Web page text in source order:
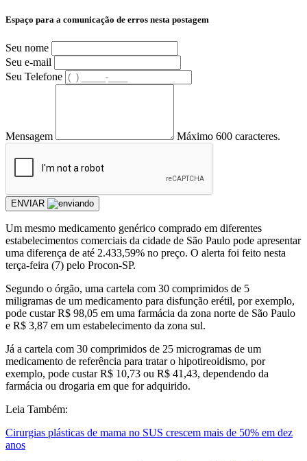
Espaço para a comunicação de erros nesta postagem
Seu nome
Seu e-mail
Seu Telefone
Mensagem Máximo 600 caracteres.
ENVIAR
Um mesmo medicamento genérico comprado em diferentes
estabelecimentos comerciais da cidade de São Paulo pode apresentar
uma diferença de até 2.433,59% no preço. O alerta foi feito nesta
terça-feira (7) pelo Procon-SP.
Segundo o órgão, uma cartela com 30 comprimidos de 5
miligramas de um medicamento para disfunção erétil, por exemplo,
pode custar R$ 98,05 em uma farmácia da zona norte de São Paulo
e R$ 3,87 em um estabelecimento da zona sul.
Já a cartela com 30 comprimidos de 25 microgramas de um
medicamento de referência para tratar o hipotireoidismo, por
exemplo, pode custar R$ 10,73 ou R$ 41,43, dependendo da
farmácia ou drogaria em que for adquirido.
Leia Também:
Cirurgias plásticas de mama no SUS crescem mais de 50% em dez
anos